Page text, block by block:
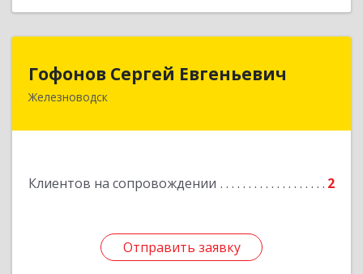
Гофонов Сергей Евгеньевич
Железноводск
Клиентов на сопровождении 2
Отправить заявку
Гофонов Сергей Евгеньевич
Отправить заявку